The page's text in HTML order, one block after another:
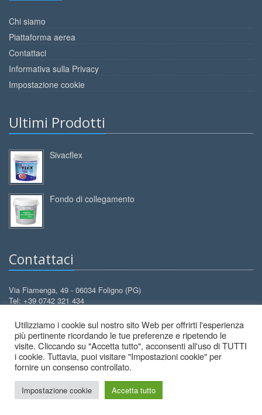
Chi siamo
Piattaforma aerea
Contattaci
Informativa sulla Privacy
Impostazione cookie
Ultimi Prodotti
Sivacflex
Fondo di collegamento
Contattaci
Via Fiamenga, 49 - 06034 Foligno (PG)
Tel: +39 0742 321 434
Email:info@decorcolori.com
2026 © Decor Colori - All Rights Reserved.
Utilizziamo i cookie sul nostro sito Web per offrirti l'esperienza
più pertinente ricordando le tue preferenze e ripetendo le
visite. Cliccando su "Accetta tutto", acconsenti all'uso di TUTTI
i cookie. Tuttavia, puoi visitare "Impostazioni cookie" per
fornire un consenso controllato.
Impostazione cookie Accetta tutto